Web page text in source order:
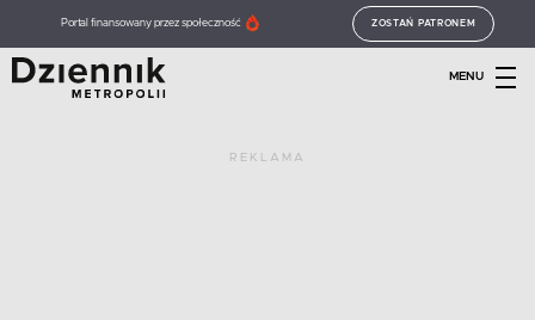
Portal finansowany przez społeczność ZOSTAŃ PATRONEM
MENU
REKLAMA